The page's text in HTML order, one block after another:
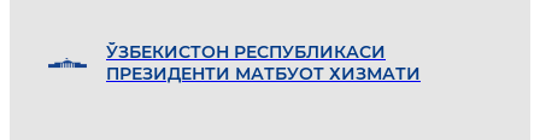
ЎЗБEКИСТОН РEСПУБЛИКАСИ
ПРEЗИДEНТИ МАТБУОТ ХИЗМАТИ